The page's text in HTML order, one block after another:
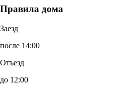
Правила дома
Заезд
после 14:00
Отъезд
до 12:00